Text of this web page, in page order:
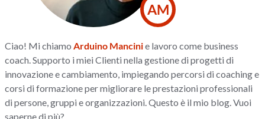
AM
Ciao! Mi chiamoArduino Mancinie lavoro come business
coach. Supporto i miei Clienti nella gestione di progetti di
innovazione e cambiamento, impiegando percorsi di coaching e
corsi di formazione per migliorare le prestazioni professionali
di persone, gruppi e organizzazioni. Questo è il mio blog. Vuoi
saperne di più?